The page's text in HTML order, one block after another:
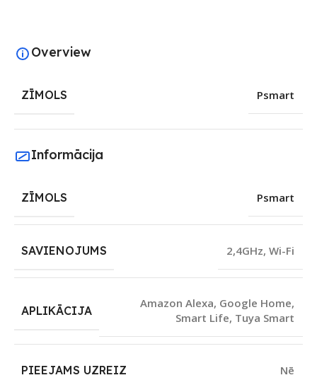
Overview
ZĪMOLS Psmart
Informācija
ZĪMOLS Psmart
SAVIENOJUMS 2,4GHz, Wi-Fi
APLIKĀCIJA
Amazon Alexa, Google Home,
Smart Life, Tuya Smart
PIEEJAMS UZREIZ Nē